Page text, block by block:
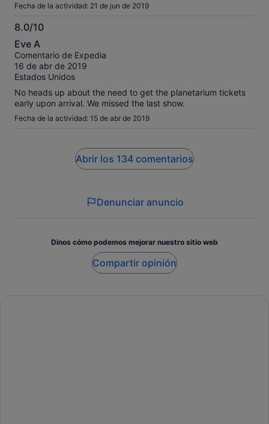
Fecha de la actividad: 21 de jun de 2019
8.0/10
8.0
sobre
10
Eve A
Comentario de Expedia
16 de abr de 2019
Estados Unidos
No heads up about the need to get the planetarium tickets
early upon arrival. We missed the last show.
Fecha de la actividad: 15 de abr de 2019
Abrir los 134 comentarios
Denunciar anuncio
Dinos cómo podemos mejorar nuestro sitio web
Compartir opinión